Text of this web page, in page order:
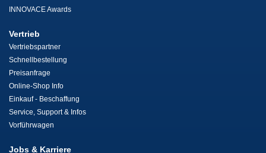
INNOVACE Awards
Vertrieb
Vertriebspartner
Schnellbestellung
Preisanfrage
Online-Shop Info
Einkauf - Beschaffung
Service, Support & Infos
Vorführwagen
Jobs & Karriere